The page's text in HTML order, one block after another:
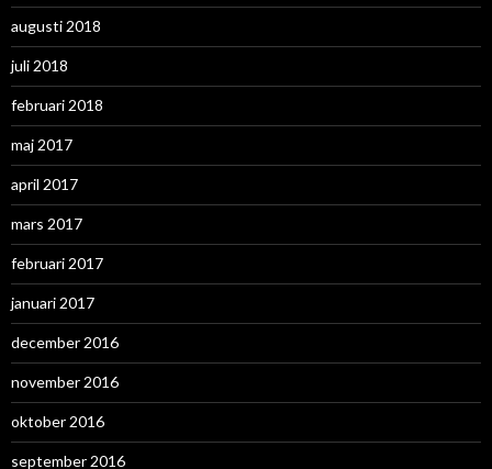
augusti 2018
juli 2018
februari 2018
maj 2017
april 2017
mars 2017
februari 2017
januari 2017
december 2016
november 2016
oktober 2016
september 2016